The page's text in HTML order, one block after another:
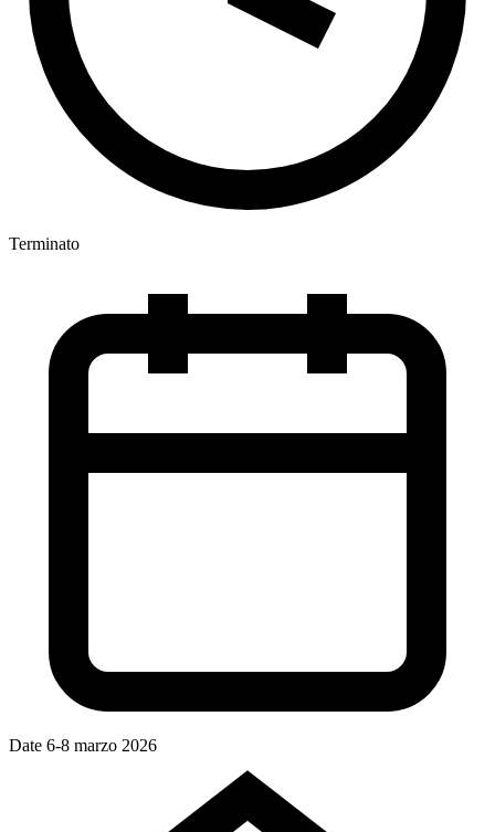
Terminato
Date 6-8 marzo 2026